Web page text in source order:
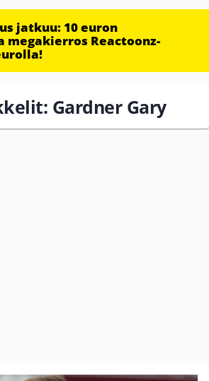
jatkuu: 10 euron
megakierros Reactoonz-
Gardner Gary